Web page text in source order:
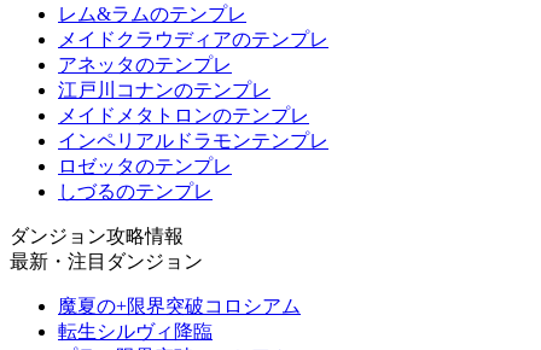
レム&ラムのテンプレ
メイドクラウディアのテンプレ
アネッタのテンプレ
江戸川コナンのテンプレ
メイドメタトロンのテンプレ
インペリアルドラモンテンプレ
ロゼッタのテンプレ
しづるのテンプレ
ダンジョン攻略情報
最新・注目ダンジョン
魔夏の+限界突破コロシアム
転生シルヴィ降臨